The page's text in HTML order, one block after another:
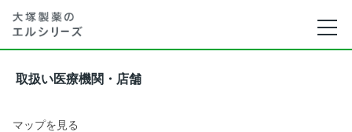
取扱い医療機関・店舗
マップを見る